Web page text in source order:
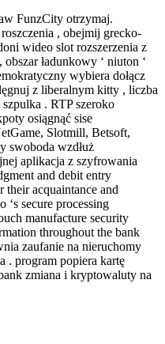
FunzCity otrzymaj.
, obejmij grecko-
wideo slot rozszerzenia z
ładunkowy ‘ niuton ‘
wybiera dołącz
z liberalnym kitty , liczba
. RTP szeroko
osiągnąć sise
Slotmill, Betsoft,
swoboda wzdłuż
aplikacja z szyfrowania
and debit entry
their acquaintance and
‘s secure processing
manufacture security
throughout the bank
zaufanie na nieruchomy
. program popiera kartę
zmiana i kryptowaluty na